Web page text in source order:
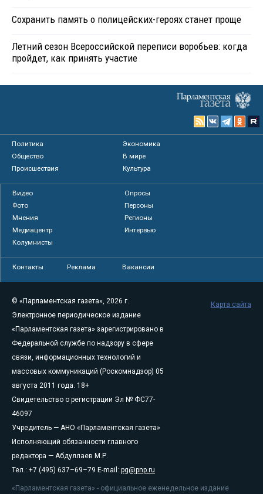
Сохранить память о полицейских-героях станет проще
Летний сезон Всероссийской переписи воробьев: когда
пройдет, как принять участие
Политика
Экономика
Общество
В мире
Происшествия
Культура
Видео
Опросы
Фото
Персоны
Мнения
Регионы
Медиацентр
Интервью
Колумнисты
Контакты Реклама Вакансии
© «Парламентская газета», 2026 г.
Электронное периодическое издание
«Парламентская газета» зарегистрировано в
Федеральной службе по надзору в сфере
связи, информационных технологий и
массовых коммуникаций (Роскомнадзор) 05
августа 2011 года. 18+
Свидетельство о регистрации Эл № ФС77-
46097
Учредитель — АНО «Парламентская газета»
Исполняющий обязанности главного
редактора — Абдуллаев М.Р.
Тел.: +7 (495) 637–69–79 E-mail: pg@pnp.ru
«Парламентская газета» - официальное еженедельное издание
Карта сайта